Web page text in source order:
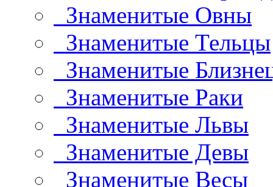
Знаменитые Овны
Знаменитые Тельцы
Знаменитые
Знаменитые Раки
Знаменитые Львы
Знаменитые Девы
Знаменитые Весы